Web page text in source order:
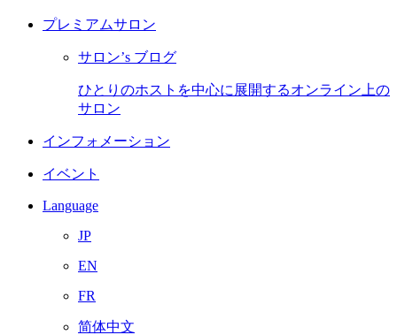
プレミアムサロン
サロン’s ブログ
ひとりのホストを中心に展開するオンライン上の
サロン
インフォメーション
イベント
Language
JP
EN
FR
简体中文